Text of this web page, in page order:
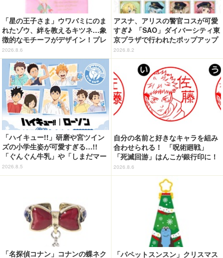
「星の王子さま」ウワバミにのま
れたゾウ、絆を教えるキツネ…象
徴的なモチーフがデザイン！プレ
ートチャーム&エコバッグ登場
2026.8.6
アスナ、アリスの警官コスが可愛
すぎ♪ 「SAO」ダイバーシティ東
京プラザで行われたポップアップ
ショップの事後通販がスタート！
2026.8.2
「ハイキュー!!」研磨や宮ツイン
ズの小学生姿が可愛すぎる…!!
「ぐんぐん牛乳」や「しまだマー
ト」デザインのグッズも!? ロー
ソン限定グッズが登場！
2026.8.5
自分の名前と好きなキャラを組み
合わせられる！ 「呪術廻戦」
「死滅回游」はんこが銀行印に！
虎杖悠仁、乙骨憂太ら16キャラ追
加で全104種
2026.8.6
「名探偵コナン」コナンの蝶ネク
「パペットスンスン」クリスマス